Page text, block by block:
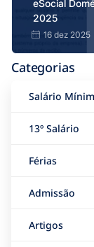
eSocial
2025
16 dez 2025
Categorias
Salário
13º Salário
Férias
Admissão
Artigos